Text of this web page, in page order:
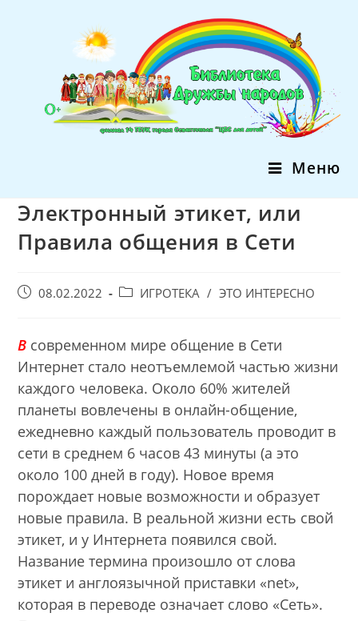
Меню
Электронный этикет, или
Правила общения в Сети
Запись08.02.2022
PostИГРОТЕКА / ЭТО ИНТЕРЕСНО
В современном мире общение в Сети
Интернет стало неотъемлемой частью жизни
каждого человека. Около 60% жителей
планеты вовлечены в онлайн-общение,
ежедневно каждый пользователь проводит в
сети в среднем 6 часов 43 минуты (а это
около 100 дней в году). Новое время
порождает новые возможности и образует
новые правила. В реальной жизни есть свой
этикет, и у Интернета появился свой.
Название термина произошло от слова
этикет и англоязычной приставки «net»,
которая в переводе означает слово «Сеть».